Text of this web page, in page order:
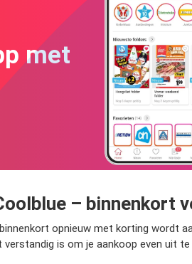
met
– binnenkort
opnieuw met korting wordt
is om je aankoop even uit